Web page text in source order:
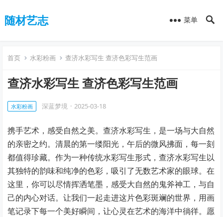
随材艺志 菜单
首页 水彩粉画 查济水彩写生 查济色彩写生范画
查济水彩写生 查济色彩写生范画
水彩粉画 深蓝梦境 · 2025-03-18
携手艺术，感受自然之美。查济水彩写生，是一场与大自然
的亲密之约。清晨的第一缕阳光，午后的微风拂面，每一刻
都值得珍藏。作为一种传统水彩写生形式，查济水彩写生以
其独特的韵味和纯净的色彩，吸引了无数艺术家的眼球。在
这里，你可以尽情挥洒笔墨，感受大自然的鬼斧神工，与自
己的内心对话。让我们一起走进这片色彩斑斓的世界，用画
笔记录下每一个美好瞬间，让心灵在艺术的海洋中徜徉。愿